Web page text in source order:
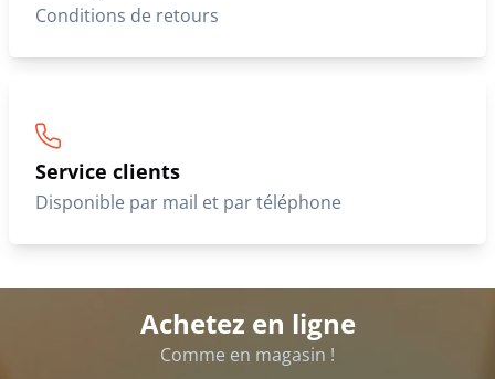
Conditions de retours
Service clients
Disponible par mail et par téléphone
Achetez en ligne
Comme en magasin !